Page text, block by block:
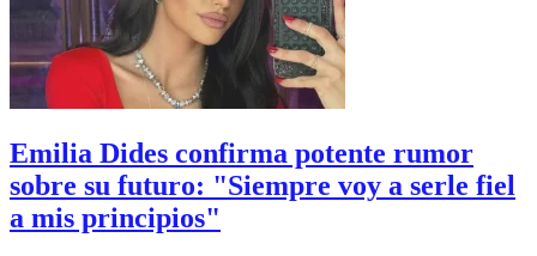
Emilia Dides confirma potente rumor
sobre su futuro: "Siempre voy a serle fiel
a mis principios"